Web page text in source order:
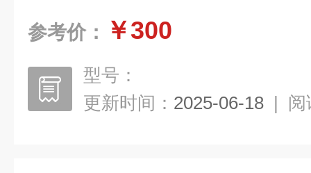
参考价： ￥300
型号：
更新时间： 2025-06-18 | 阅